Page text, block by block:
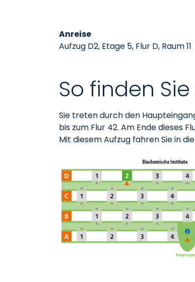
Anreise
Aufzug D2, Etage 5, Flur D, Raum 11
So finden
Sie treten durch den
bis zum Flur 42. Am Ende dieses
Mit diesem Aufzug fahren Sie in